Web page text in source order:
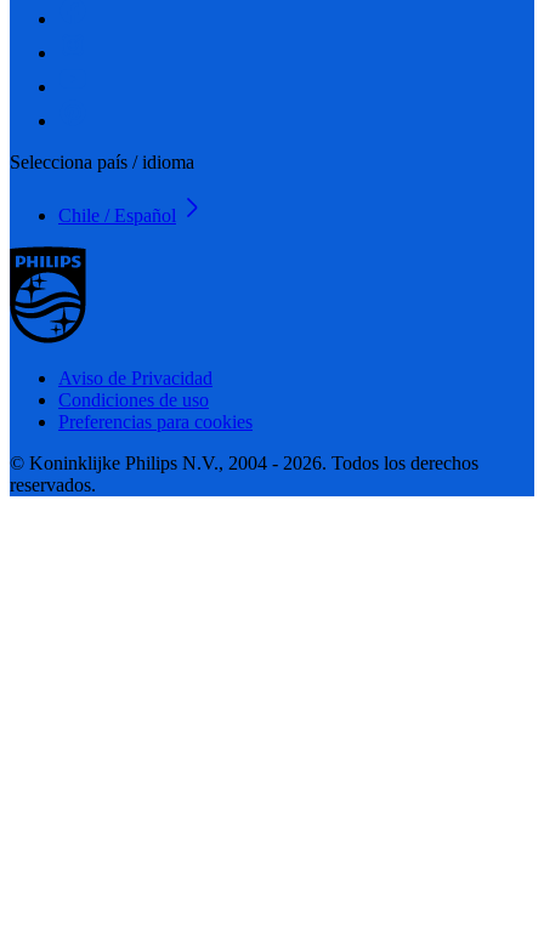
Selecciona país / idioma
Chile / Español
Aviso de Privacidad
Condiciones de uso
Preferencias para cookies
© Koninklijke Philips N.V., 2004 - 2026. Todos los derechos
reservados.